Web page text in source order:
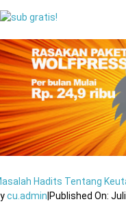
Hadits Tentang
cu.admin Published On: